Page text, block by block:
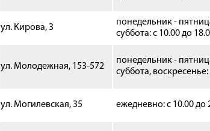
ул. Кирова, 3
понедельник -
суббота: с 10.00 до
ул. Молодежная, 153-572
понедельник -
суббота, воскресенье:
ул. Могилевская, 35 ежедневно: с 10.00 до